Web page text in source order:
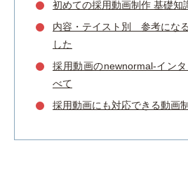
初めての採用動画制作 基礎知
内容・テイスト別 参考にな
した
採用動画のnewnormal-イン
べて
採用動画にも対応できる動画